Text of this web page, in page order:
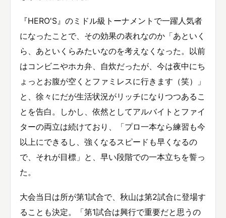
『HERO'S』のミドル級トーナメントで一躍人気者
になったことで、その効果の表れなのか「あといく
ら、あといくらみたいなのを考えなくなった。以前
はコンビニやホカ弁、自炊だったが、今は夜中にち
ょっとお腹が空くとファミレスに行きます（笑）」
と、徐々にだが生活状況がリッチになりつつあるこ
とを告白。しかし、依然としてアルバイトとファイ
ターの両立は続けており、「プロ一本なら練習も今
以上にできるし、強くなるスピードも早くなるの
で、それが目標」と、早い段階での一本立ちを誓っ
た。
大会当日は所が第1試合で、秋山は第2試合に登場す
ることも決定。「第1試合は興行で重要だと思うの